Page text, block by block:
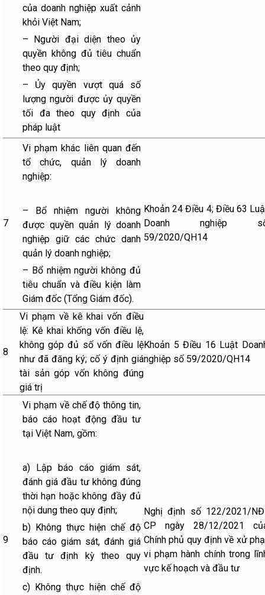
của doanh nghiệp xuất cảnh
khỏi Việt Nam;
– Người đại diện theo ủy
quyền không đủ tiêu chuẩn
theo quy định;
– Ủy quyền vượt quá số
lượng người được ủy quyền
tối đa theo quy định của
pháp luật
7
Vi phạm khác liên quan đến
tổ chức, quản lý doanh
nghiệp:
– Bổ nhiệm người không
được quyền quản lý doanh
nghiệp giữ các chức danh
quản lý doanh nghiệp;
– Bổ nhiệm người không đủ
tiêu chuẩn và điều kiện làm
Giám đốc (Tổng Giám đốc).
Khoản 24 Điều 4; Điều 63
Doanh nghiệp
59/2020/QH14
8
Vi phạm về kê khai vốn điều
lệ: Kê khai khống vốn điều lệ,
không góp đủ số vốn điều lệ
như đã đăng ký; cố ý định giá
tài sản góp vốn không đúng
giá trị
Khoản 5 Điều 16 Luật
nghiệp số 59/2020/QH14
9
Vi phạm về chế độ thông tin,
báo cáo hoạt động đầu tư
tại Việt Nam, gồm:
a) Lập báo cáo giám sát,
đánh giá đầu tư không đúng
thời hạn hoặc không đầy đủ
nội dung theo quy định;
b) Không thực hiện chế độ
báo cáo giám sát, đánh giá
đầu tư định kỳ theo quy
định.
c) Không thực hiện chế độ
Nghị định số 122/2021/
CP ngày 28/12/2021
Chính phủ quy định về xử
vi phạm hành chính trong
vực kế hoạch và đầu tư